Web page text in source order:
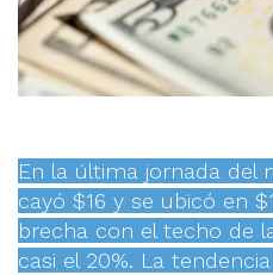
En la última jornada del
cayó $16 y se ubicó en
brecha con el techo de
casi el 20%. La